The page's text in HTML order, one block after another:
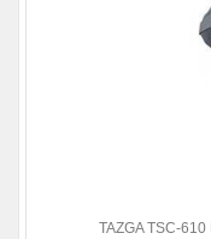
TAZGA TSC-